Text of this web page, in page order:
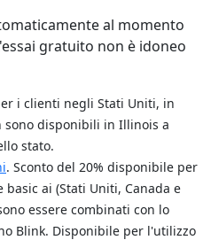
al momento
gratuito non è idoneo
i clienti negli Stati Uniti, in
sono disponibili in Illinois a
stato.
. Sconto del 20% disponibile per
ai (Stati Uniti, Canada e
essere combinati con lo
Blink. Disponibile per l'utilizzo